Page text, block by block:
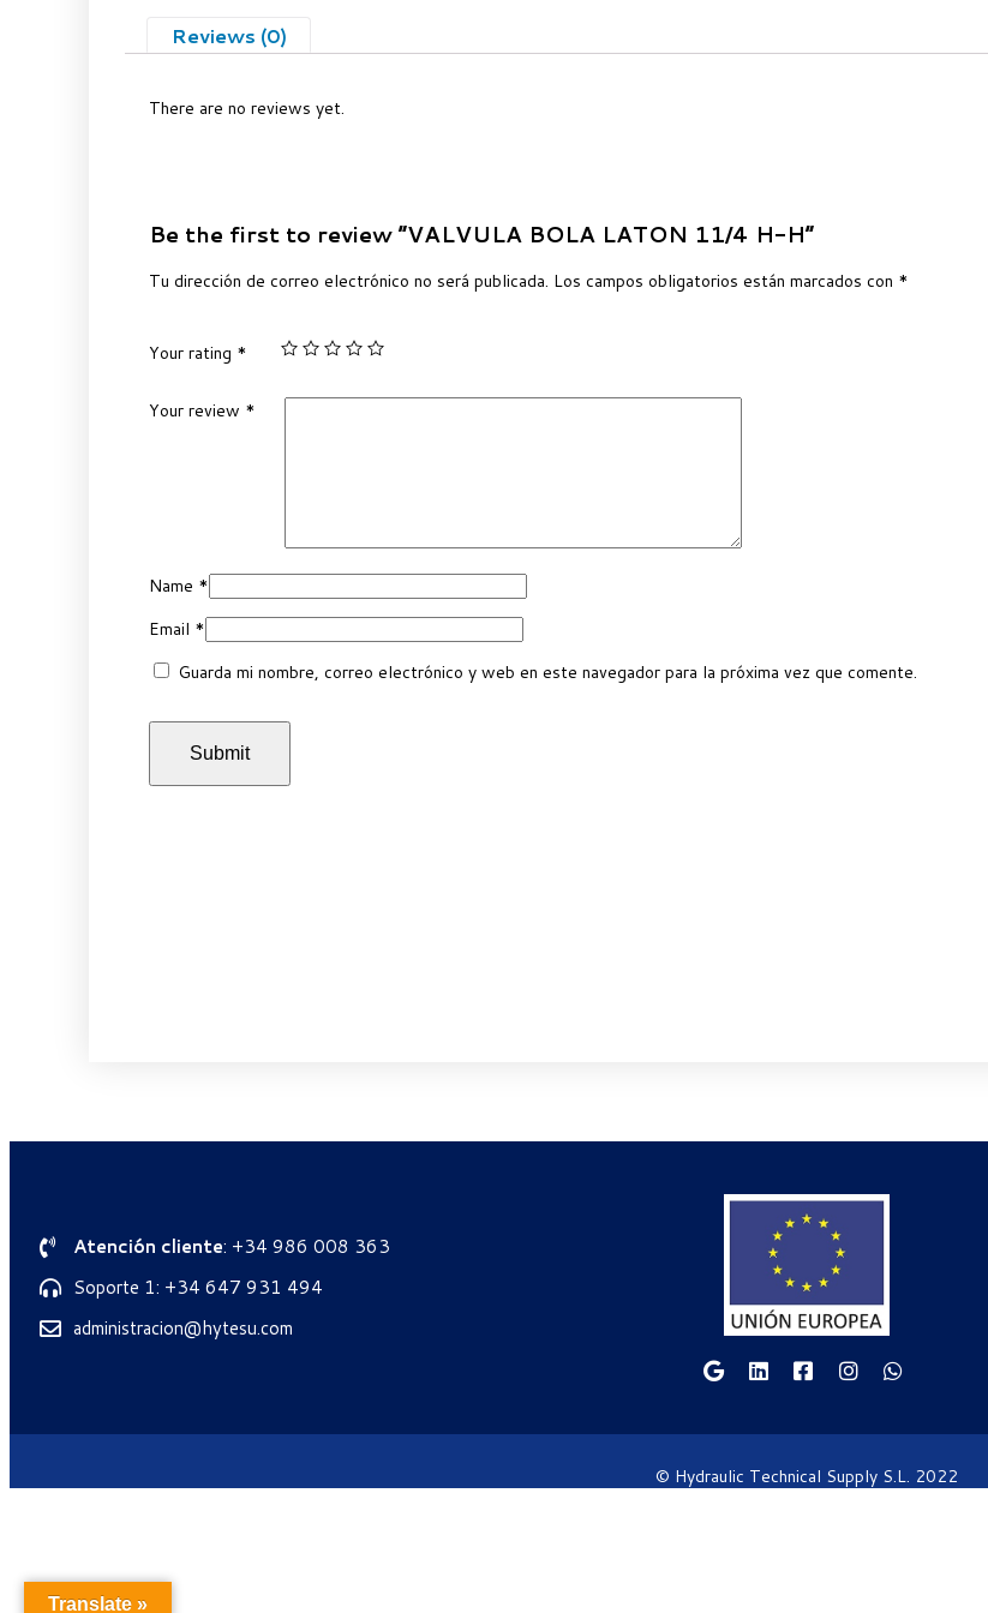
Reviews (0)
There are no reviews yet.
Be the first to review “VALVULA BOLA LATON 11/4 H-H”
Tu dirección de correo electrónico no será publicada. Los campos obligatorios están marcados con *
Your rating *
Your review *
Name *
Email *
Guarda mi nombre, correo electrónico y web en este navegador para la próxima vez que comente.
Atención cliente: +34 986 008 363
Soporte 1: +34 647 931 494
administracion@hytesu.com
© Hydraulic Technical Supply S.L. 2022
Translate »